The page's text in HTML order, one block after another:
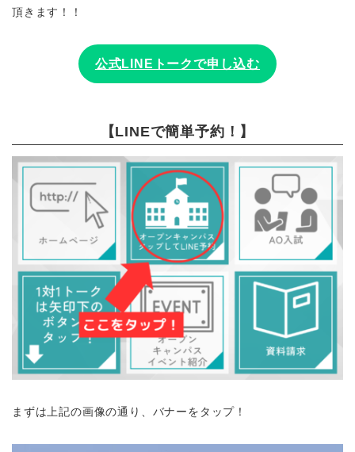
頂きます！！
公式LINEトークで申し込む
【LINEで簡単予約！】
まずは上記の画像の通り、バナーをタップ！